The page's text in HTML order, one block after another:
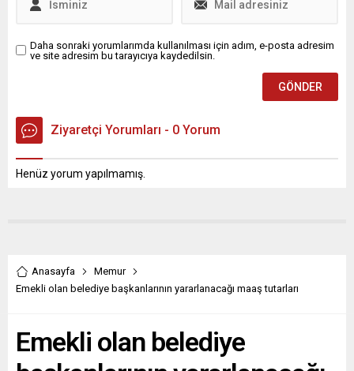
Daha sonraki yorumlarımda kullanılması için adım, e-posta adresim
ve site adresim bu tarayıcıya kaydedilsin.
Ziyaretçi Yorumları - 0 Yorum
Henüz yorum yapılmamış.
Anasayfa
Memur
Emekli olan belediye başkanlarının yararlanacağı maaş tutarları
Emekli olan belediye